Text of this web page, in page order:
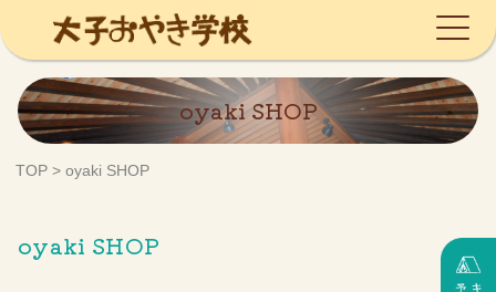
Skip
content
oyaki SHOP
TOP > oyaki SHOP
oyaki SHOP